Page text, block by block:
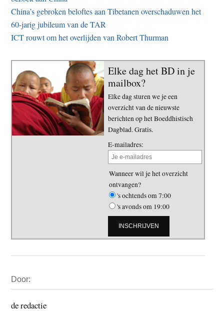
China’s gebroken beloftes aan Tibetanen overschaduwen het
60-jarig jubileum van de TAR
ICT rouwt om het overlijden van Robert Thurman
Elke dag het BD in je
mailbox?
Elke dag sturen we je een
overzicht van de nieuwste
berichten op het Boeddhistisch
Dagblad. Gratis.
E-mailadres:
Wanneer wil je het overzicht
ontvangen?
's ochtends om 7:00
's avonds om 19:00
Sidebar
Door:
de redactie